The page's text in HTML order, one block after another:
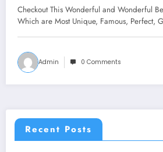
Checkout This Wonderful and Wonderful
Which are Most Unique, Famous, Perfect,
Admin 0 Comments
Recent Posts